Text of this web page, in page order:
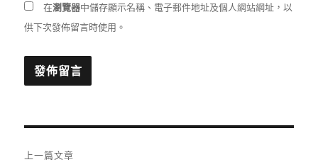
在瀏覽器中儲存顯示名稱、電子郵件地址及個人網站網址，以
供下次發佈留言時使用。
上一篇文章